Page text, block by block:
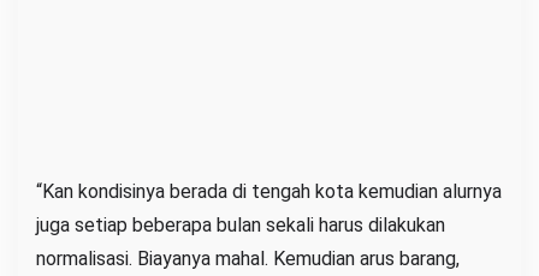
“Kan kondisinya berada di tengah kota kemudian alurnya
juga setiap beberapa bulan sekali harus dilakukan
normalisasi. Biayanya mahal. Kemudian arus barang,